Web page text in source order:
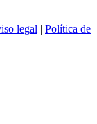
legal | Política de